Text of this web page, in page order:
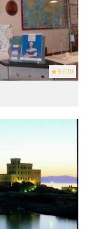
5 (30)